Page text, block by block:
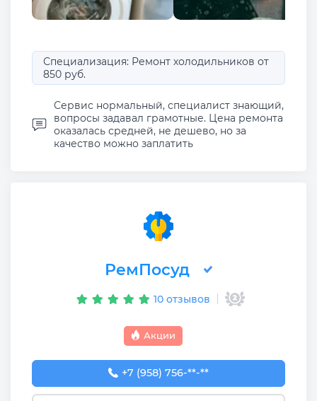
Специализация: Ремонт холодильников от
850 руб.
Сервис нормальный, специалист знающий,
вопросы задавал грамотные. Цена ремонта
оказалась средней, не дешево, но за
качество можно заплатить
РемПосуд
10 отзывов
Акции
+7 (958) 756-89-85
+7 (958) 756-**-**